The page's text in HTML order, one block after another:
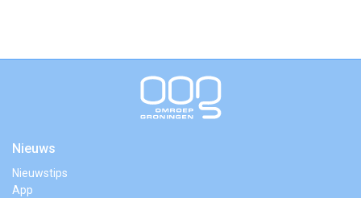
Nieuws
Nieuwstips
App